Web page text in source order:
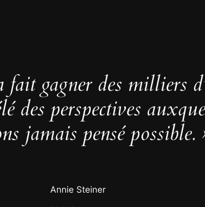
gagner des milliers
des perspectives
jamais pensé possible.
Annie Steiner